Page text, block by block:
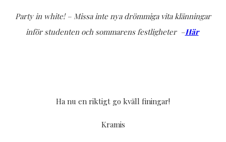
Party in white! – Missa inte nya drömmiga vita klänningar
inför studenten och sommarens festligheter –Här
Ha nu en riktigt go kväll finingar!
Kramis